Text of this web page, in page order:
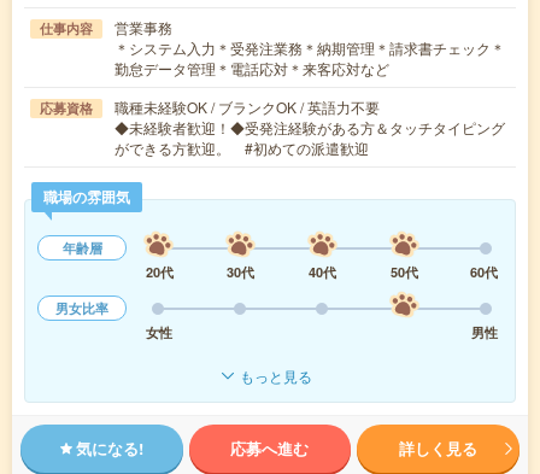
仕事内容
営業事務
＊システム入力＊受発注業務＊納期管理＊請求書チェック＊
勤怠データ管理＊電話応対＊来客応対など
応募資格
職種未経験OK / ブランクOK / 英語力不要
◆未経験者歓迎！◆受発注経験がある方＆タッチタイピング
ができる方歓迎。 #初めての派遣歓迎
職場の雰囲気
年齢層
20代
30代 40代 50代
60代
男女比率
女性
男性
もっと見る
気になる! 応募へ進む 詳しく見る